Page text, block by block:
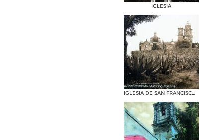
IGLESIA
IGLESIA DE SAN FRANCISCO Por el fotografo HUGO BREHME